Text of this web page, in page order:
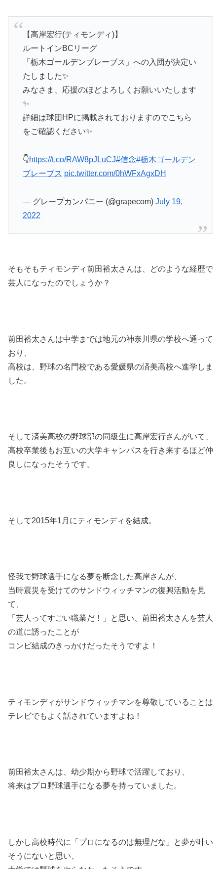
【高岸宏行(ティモンディ)】
ルートインBCリーグ
「栃木ゴールデンブレーブス」への入団が決定い
たしました✨
みなさま、応援のほどよろしくお願いいたします
✨
詳細は球団HPに掲載されておりますのでこちら
をご確認ください✨
👇https://t.co/RAW8pJLuCJ#信念#栃木ゴールデン
ブレーブス pic.twitter.com/0hWFxAgxDH
— グレープカンパニー (@grapecom) July 19,
2022
そもそもティモンディ前田裕太さんは、どのような経歴で
芸人になったのでしょうか？
前田裕太さんは中学までは地元の神奈川県の学校へ通って
おり、
高校は、野球の名門校である愛媛県の済美高校へ進学しま
した。
そして済美高校の野球部の同級生に高岸宏行さんがいて、
高校卒業後もお互いの大学キャンパスを行き来するほど仲
良しになったそうです。
そして2015年1月にティモンディを結成。
怪我で野球選手になる夢を断念した高岸さんが、
当時震災を受けてのサンドウィッチマンの復興活動を見
て、
「芸人ってすごい職業だ！」と思い、前田裕太さんを芸人
の道に誘ったことが
コンビ結成のきっかけだったそうですよ！
ティモンディがサンドウィッチマンを尊敬していることは
テレビでもよく話されていますよね！
前田裕太さんは、幼少期から野球で活躍しており、
将来はプロ野球選手になる夢を持っていました。
しかし高校時代に「プロになるのは無理だな」と夢が叶い
そうにないと思い、